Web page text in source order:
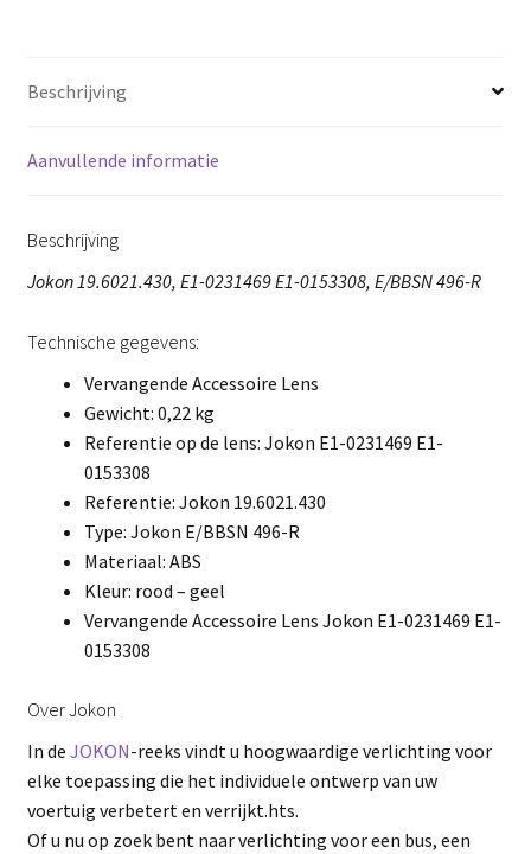
Beschrijving
Aanvullende informatie
Beschrijving
Jokon 19.6021.430, E1-0231469 E1-0153308, E/BBSN 496-R
Technische gegevens:
Vervangende Accessoire Lens
Gewicht: 0,22 kg
Referentie op de lens: Jokon E1-0231469 E1-
0153308
Referentie: Jokon 19.6021.430
Type: Jokon E/BBSN 496-R
Materiaal: ABS
Kleur: rood – geel
Vervangende Accessoire Lens Jokon E1-0231469 E1-
0153308
Over Jokon
In de JOKON-reeks vindt u hoogwaardige verlichting voor
elke toepassing die het individuele ontwerp van uw
voertuig verbetert en verrijkt.hts.
Of u nu op zoek bent naar verlichting voor een bus, een